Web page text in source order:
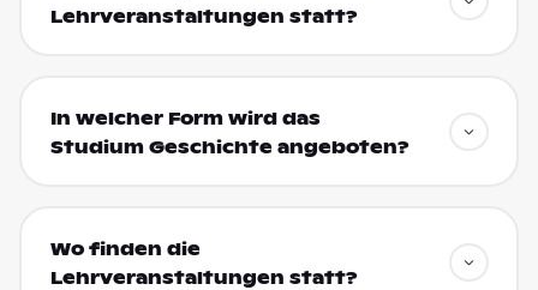
Lehrveranstaltungen statt?
In welcher Form wird das
Studium Geschichte angeboten?
Wo finden die
Lehrveranstaltungen statt?